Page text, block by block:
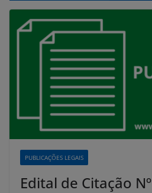
PUBLICAÇÕES LEGAIS
Edital de Citação Nº